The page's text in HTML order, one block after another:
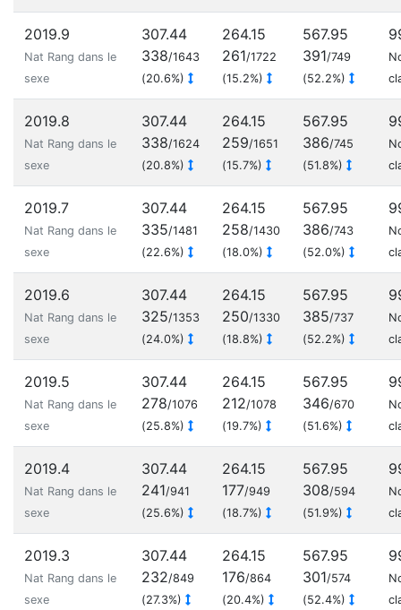
2019.9
Nat Rang dans le
sexe
307.44
338/1643
(20.6%)
264.15
261/1722
(15.2%)
567.95
391/749
(52.2%)
2019.8
Nat Rang dans le
sexe
307.44
338/1624
(20.8%)
264.15
259/1651
(15.7%)
567.95
386/745
(51.8%)
2019.7
Nat Rang dans le
sexe
307.44
335/1481
(22.6%)
264.15
258/1430
(18.0%)
567.95
386/743
(52.0%)
2019.6
Nat Rang dans le
sexe
307.44
325/1353
(24.0%)
264.15
250/1330
(18.8%)
567.95
385/737
(52.2%)
2019.5
Nat Rang dans le
sexe
307.44
278/1076
(25.8%)
264.15
212/1078
(19.7%)
567.95
346/670
(51.6%)
2019.4
Nat Rang dans le
sexe
307.44
241/941
(25.6%)
264.15
177/949
(18.7%)
567.95
308/594
(51.9%)
2019.3
Nat Rang dans le
sexe
307.44
232/849
(27.3%)
264.15
176/864
(20.4%)
567.95
301/574
(52.4%)